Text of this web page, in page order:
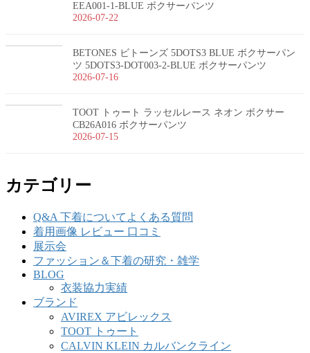
EEA001-1-BLUE ボクサーパンツ
2026-07-22
BETONES ビトーンズ 5DOTS3 BLUE ボクサーパン
ツ 5DOTS3-DOT003-2-BLUE ボクサーパンツ
2026-07-16
TOOT トゥート ラッセルレース ネオン ボクサー
CB26A016 ボクサーパンツ
2026-07-15
カテゴリー
Q&A 下着についてよくある質問
着用画像 レビュー 口コミ
展示会
ファッション＆下着の研究・雑学
BLOG
衣装協力実績
ブランド
AVIREX アビレックス
TOOT トゥート
CALVIN KLEIN カルバンクライン